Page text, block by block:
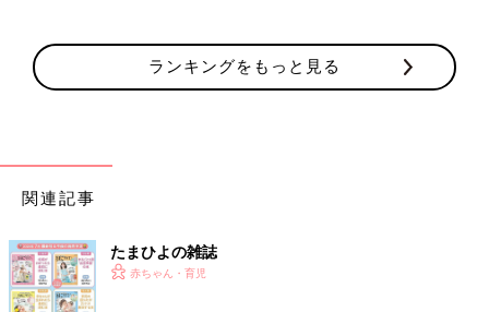
ランキングをもっと見る
関連記事
たまひよの雑誌
赤ちゃん・育児